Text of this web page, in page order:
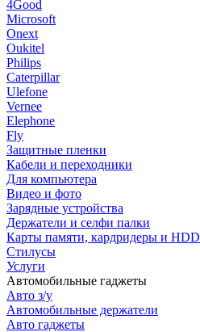
4Good
Microsoft
Onext
Oukitel
Philips
Caterpillar
Ulefone
Vernee
Elephone
Fly
Защитные пленки
Кабели и переходники
Для компьютера
Видео и фото
Зарядные устройства
Держатели и селфи палки
Карты памяти, кардридеры и HDD
Стилусы
Услуги
Автомобильные гаджеты
Авто з/у
Автомобильные держатели
Авто гаджеты